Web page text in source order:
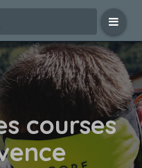
courses